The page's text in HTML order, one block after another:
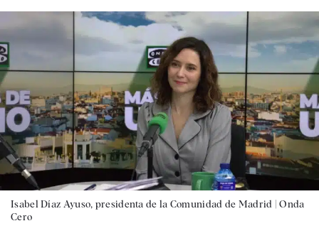
Isabel Díaz Ayuso, presidenta de la Comunidad de Madrid |Onda
Cero